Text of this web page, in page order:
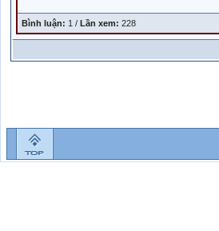
Bình luận: 1 / Lần xem: 228